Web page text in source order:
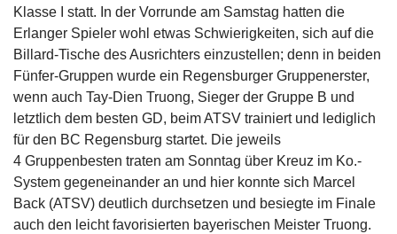
Klasse I statt. In der Vorrunde am Samstag hatten die
Erlanger Spieler wohl etwas Schwierigkeiten, sich auf die
Billard-Tische des Ausrichters einzustellen; denn in beiden
Fünfer-Gruppen wurde ein Regensburger Gruppenerster,
wenn auch Tay-Dien Truong, Sieger der Gruppe B und
letztlich dem besten GD, beim ATSV trainiert und lediglich
für den BC Regensburg startet. Die jeweils
4 Gruppenbesten traten am Sonntag über Kreuz im Ko.-
System gegeneinander an und hier konnte sich Marcel
Back (ATSV) deutlich durchsetzen und besiegte im Finale
auch den leicht favorisierten bayerischen Meister Truong.